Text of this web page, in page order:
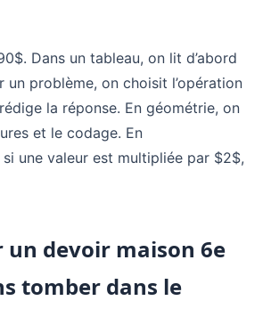
Dans un tableau, on lit d’abord
un problème, on choisit l’opération
la réponse. En géométrie, on
et le codage. En
une valeur est multipliée par $2$,
devoir maison 6e
tomber dans le